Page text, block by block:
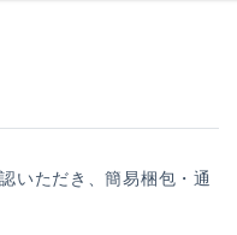
いただき、簡易梱包・通